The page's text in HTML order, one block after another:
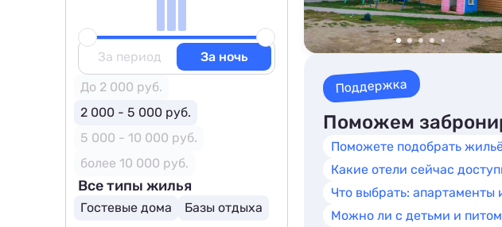
Поддержка
Поможем
Поможете подобрать
Какие отели сейчас
Что выбрать: апартаменты
Можно ли с детьми и
За период
За ночь
До 2 000 руб.
2 000 - 5 000 руб.
5 000 - 10 000 руб.
более 10 000 руб.
Все типы жилья
Гостевые дома Базы отдыха